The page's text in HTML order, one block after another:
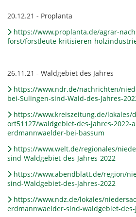
20.12.21 - Proplanta
https://www.proplanta.de/agrar-
forst/forstleute-kritisieren-
26.11.21 - Waldgebiet des Jahres
https://www.ndr.de/nachrichten/
bei-Sulingen-sind-Wald-des-Jahres-
https://www.kreiszeitung.de/lokales/
ort51127/waldgebiet-des-jahres-2022-
erdmannwaelder-bei-bassum
https://www.welt.de/regionales/
sind-Waldgebiet-des-Jahres-2022
https://www.abendblatt.de/region/
sind-Waldgebiet-des-Jahres-2022
https://www.ndz.de/lokales/
erdmannwaelder-sind-waldgebiet-